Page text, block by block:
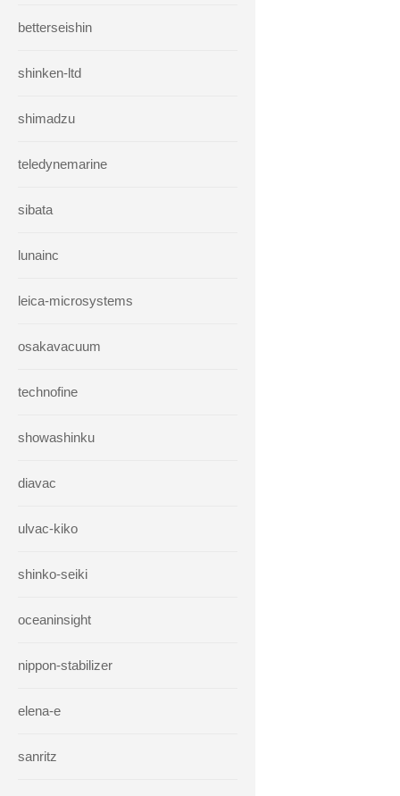
betterseishin
shinken-ltd
shimadzu
teledynemarine
sibata
lunainc
leica-microsystems
osakavacuum
technofine
showashinku
diavac
ulvac-kiko
shinko-seiki
oceaninsight
nippon-stabilizer
elena-e
sanritz